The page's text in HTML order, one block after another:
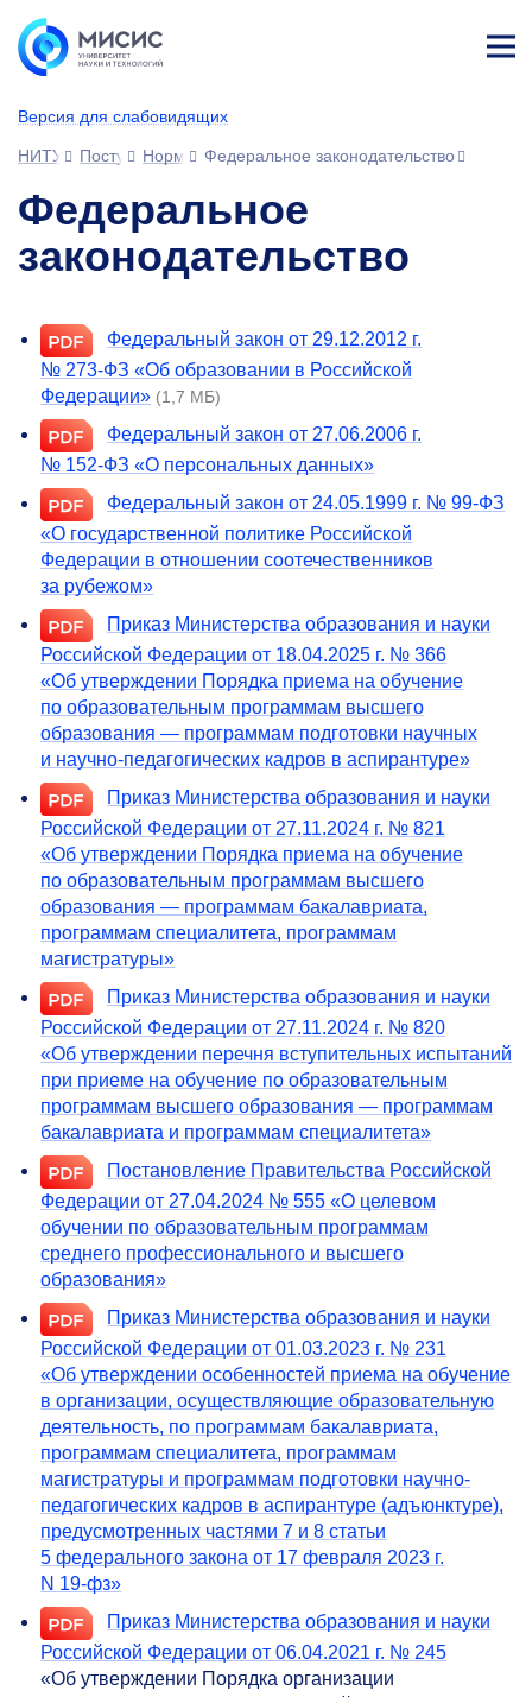
Версия для слабовидящих
ине
НИТУ МИСИСПоступающимНормативные правовые акты
Федеральное законодательство
Федеральное
законодательство
Федеральный закон от 29.12.2012 г.
№ 273-ФЗ «Об образовании в Российской
Федерации» (1,7 МБ)
Федеральный закон от 27.06.2006 г.
№ 152-ФЗ «О персональных данных»
Федеральный закон от 24.05.1999 г. №99-ФЗ
«О государственной политике Российской
Федерации в отношении соотечественников
за рубежом»
Приказ Министерства образования и науки
Российской Федерации от 18.04.2025 г. № 366
«Об утверждении Порядка приема на обучение
по образовательным программам высшего
образования — программам подготовки научных
и научно-педагогических кадров в аспирантуре»
Приказ Министерства образования и науки
Российской Федерации от 27.11.2024 г. № 821
«Об утверждении Порядка приема на обучение
по образовательным программам высшего
образования — программам бакалавриата,
программам специалитета, программам
магистратуры»
Приказ Министерства образования и науки
Российской Федерации от 27.11.2024 г. № 820
«Об утверждении перечня вступительных испытаний
при приеме на обучение по образовательным
программам высшего образования — программам
бакалавриата и программам специалитета»
Постановление Правительства Российской
Федерации от 27.04.2024 № 555 «О целевом
обучении по образовательным программам
среднего профессионального и высшего
образования»
Приказ Министерства образования и науки
Российской Федерации от 01.03.2023 г. № 231
«Об утверждении особенностей приема на обучение
в организации, осуществляющие образовательную
деятельность, по программам бакалавриата,
программам специалитета, программам
магистратуры и программам подготовки научно-
педагогических кадров в аспирантуре (адъюнктуре),
предусмотренных частями 7 и 8 статьи
5 федерального закона от 17 февраля 2023 г.
N 19-фз»
Приказ Министерства образования и науки
Российской Федерации от 06.04.2021 г. № 245
«Об утверждении Порядка организации